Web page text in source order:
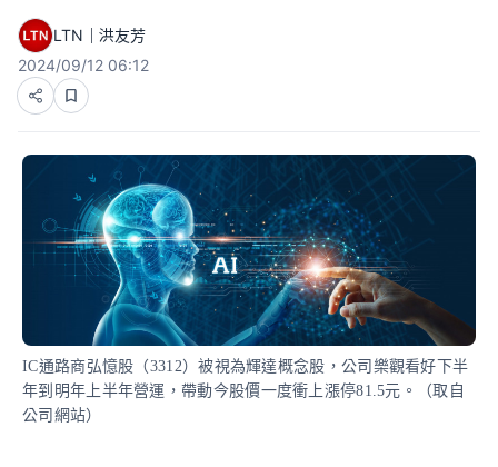
LTN｜洪友芳
2024/09/12 06:12
IC通路商弘憶股（3312）被視為輝達概念股，公司樂觀看好下半
年到明年上半年營運，帶動今股價一度衝上漲停81.5元。（取自
公司網站）